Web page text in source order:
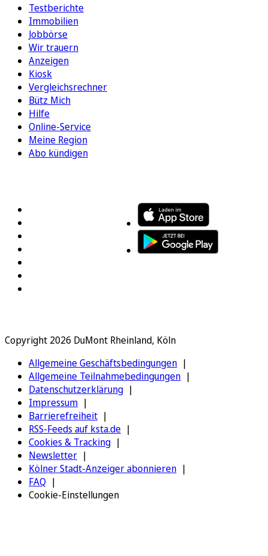
Testberichte
Immobilien
Jobbörse
Wir trauern
Anzeigen
Kiosk
Vergleichsrechner
Bütz Mich
Hilfe
Online-Service
Meine Region
Abo kündigen
Copyright 2026 DuMont Rheinland, Köln
Allgemeine Geschäftsbedingungen
Allgemeine Teilnahmebedingungen
Datenschutzerklärung
Impressum
Barrierefreiheit
RSS-Feeds auf ksta.de
Cookies & Tracking
Newsletter
Kölner Stadt-Anzeiger abonnieren
FAQ
Cookie-Einstellungen